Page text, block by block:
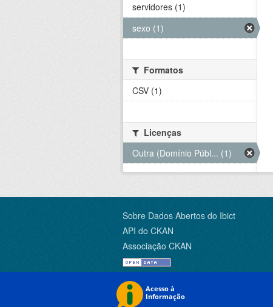
servidores (1)
sexo (1)
Formatos
CSV (1)
Licenças
Outra (Domínio Públ... (1)
Sobre Dados Abertos do Ibict
API do CKAN
Associação CKAN